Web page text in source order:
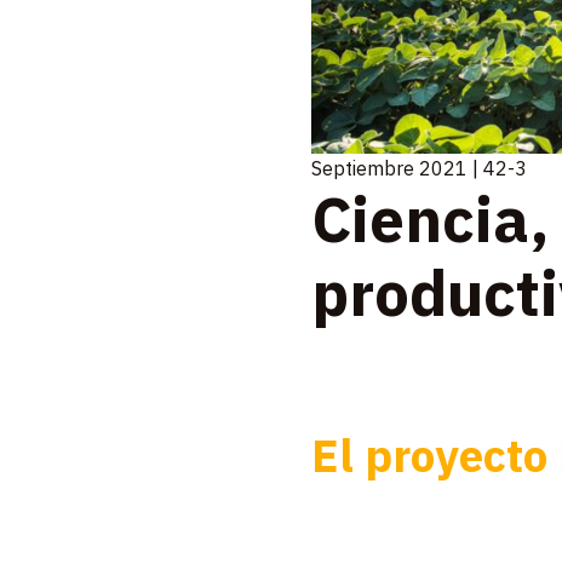
Septiembre 2021 | 42-3
El proyecto